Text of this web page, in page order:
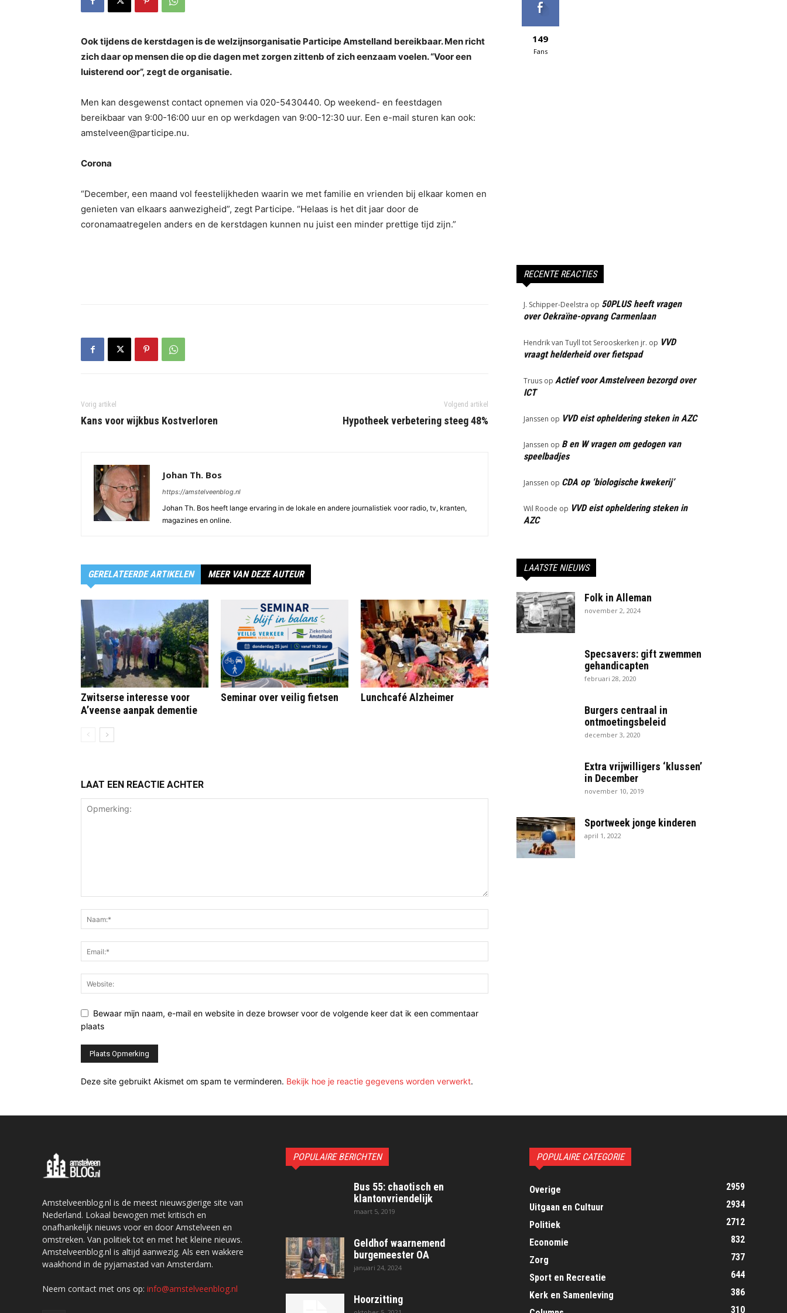
Ook tijdens de kerstdagen is de welzijnsorganisatie Participe Amstelland bereikbaar. Men richt
zich daar op mensen die op die dagen met zorgen zittenb of zich eenzaam voelen. “Voor een
luisterend oor”, zegt de organisatie.
Men kan desgewenst contact opnemen via 020-5430440. Op weekend- en feestdagen
bereikbaar van 9:00-16:00 uur en op werkdagen van 9:00-12:30 uur. Een e-mail sturen kan ook:
amstelveen@participe.nu.
Corona
“December, een maand vol feestelijkheden waarin we met familie en vrienden bij elkaar komen en
genieten van elkaars aanwezigheid”, zegt Participe. “Helaas is het dit jaar door de
coronamaatregelen anders en de kerstdagen kunnen nu juist een minder prettige tijd zijn.”
Vorig artikel
Kans voor wijkbus Kostverloren
Volgend artikel
Hypotheek verbetering steeg 48%
Johan Th. Bos
https://amstelveenblog.nl
Johan Th. Bos heeft lange ervaring in de lokale en andere journalistiek voor radio, tv, kranten,
magazines en online.
GERELATEERDE ARTIKELEN MEER VAN DEZE AUTEUR
Zwitserse interesse voor
A’veense aanpak dementie
Seminar over veilig fietsen Lunchcafé Alzheimer
LAAT EEN REACTIE ACHTER
Bewaar mijn naam, e-mail en website in deze browser voor de volgende keer dat ik een commentaar
plaats
Deze site gebruikt Akismet om spam te verminderen. Bekijk hoe je reactie gegevens worden verwerkt.
149
Fans
RECENTE REACTIES
J. Schipper-Deelstra op 50PLUS heeft vragen
over Oekraïne-opvang Carmenlaan
Hendrik van Tuyll tot Serooskerken jr. op VVD
vraagt helderheid over fietspad
Truus op Actief voor Amstelveen bezorgd over
ICT
Janssen op VVD eist opheldering steken in AZC
Janssen op B en W vragen om gedogen van
speelbadjes
Janssen op CDA op ‘biologische kwekerij’
Wil Roode op VVD eist opheldering steken in
AZC
LAATSTE NIEUWS
Folk in Alleman
november 2, 2024
Specsavers: gift zwemmen
gehandicapten
februari 28, 2020
Burgers centraal in
ontmoetingsbeleid
december 3, 2020
Extra vrijwilligers ‘klussen’
in December
november 10, 2019
Sportweek jonge kinderen
april 1, 2022
Amstelveenblog.nl is de meest nieuwsgierige site van
Nederland. Lokaal bewogen met kritisch en
onafhankelijk nieuws voor en door Amstelveen en
omstreken. Van politiek tot en met het kleine nieuws.
Amstelveenblog.nl is altijd aanwezig. Als een wakkere
waakhond in de pyjamastad van Amsterdam.
Neem contact met ons op: info@amstelveenblog.nl
POPULAIRE BERICHTEN
Bus 55: chaotisch en
klantonvriendelijk
maart 5, 2019
Geldhof waarnemend
burgemeester OA
januari 24, 2024
Hoorzitting
POPULAIRE CATEGORIE
Overige
2959
Uitgaan en Cultuur
2934
Politiek
2712
Economie
832
Zorg
737
Sport en Recreatie
644
Kerk en Samenleving
386
310